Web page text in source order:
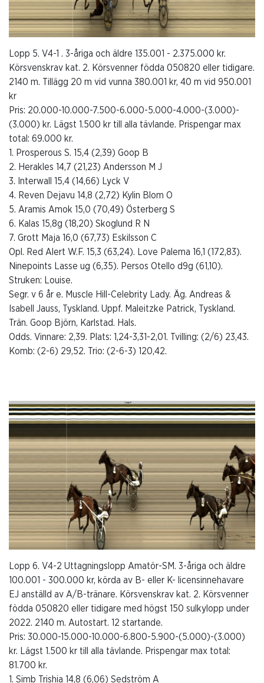
Lopp 5. V4-1 . 3-åriga och äldre 135.001 - 2.375.000 kr.
Körsvenskrav kat. 2. Körsvenner födda 050820 eller tidigare.
2140 m. Tillägg 20 m vid vunna 380.001 kr, 40 m vid 950.001
kr
Pris: 20.000-10.000-7.500-6.000-5.000-4.000-(3.000)-
(3.000) kr. Lägst 1.500 kr till alla tävlande. Prispengar max
total: 69.000 kr.
1. Prosperous S. 15,4 (2,39) Goop B
2. Herakles 14,7 (21,23) Andersson M J
3. Interwall 15,4 (14,66) Lyck V
4. Reven Dejavu 14,8 (2,72) Kylin Blom O
5. Aramis Amok 15,0 (70,49) Österberg S
6. Kalas 15,8g (18,20) Skoglund R N
7. Grott Maja 16,0 (67,73) Eskilsson C
Opl. Red Alert W.F. 15,3 (63,24). Love Palema 16,1 (172,83).
Ninepoints Lasse ug (6,35). Persos Otello d9g (61,10).
Struken: Louise.
Segr. v 6 år e. Muscle Hill-Celebrity Lady. Äg. Andreas &
Isabell Jauss, Tyskland. Uppf. Maleitzke Patrick, Tyskland.
Trän. Goop Björn, Karlstad. Hals.
Odds. Vinnare: 2,39. Plats: 1,24-3,31-2,01. Tvilling: (2/6) 23,43.
Komb: (2-6) 29,52. Trio: (2-6-3) 120,42.
Lopp 6. V4-2 Uttagningslopp Amatör-SM. 3-åriga och äldre
100.001 - 300.000 kr, körda av B- eller K- licensinnehavare
EJ anställd av A/B-tränare. Körsvenskrav kat. 2. Körsvenner
födda 050820 eller tidigare med högst 150 sulkylopp under
2022. 2140 m. Autostart. 12 startande.
Pris: 30.000-15.000-10.000-6.800-5.900-(5.000)-(3.000)
kr. Lägst 1.500 kr till alla tävlande. Prispengar max total:
81.700 kr.
1. Simb Trishia 14,8 (6,06) Sedström A